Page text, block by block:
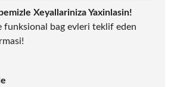
Xeyallariniza Yaxinlasin!
funksional bag evleri teklif eden